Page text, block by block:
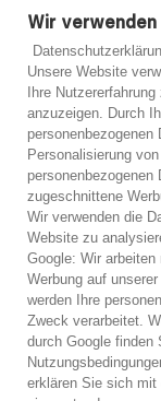
غير متأكد؟
هاتفية مجانية
من أحد خبرائنا.
مجانية
على الفور
شروط
اتصل بنا
02131 708 42 70
support@abo-
© 2021 abo-hilfe.de
يمكن نقل المعلومات
الهاتف. لا يقدم موقع
abo-hilfe.de أي خدمات قانونية أو مشورة قانونية. وبغض النظر عن
Wir verwenden
Unsere Website
Ihre
anzuzeigen. Durch
personenbezogenen
Personalisierung
zugeschnittene
Wir verwenden die
Website zu
Google: Wir
Werbung auf
werden Ihre
Zweck verarbeitet.
durch Google finden
erklären Sie sich mit